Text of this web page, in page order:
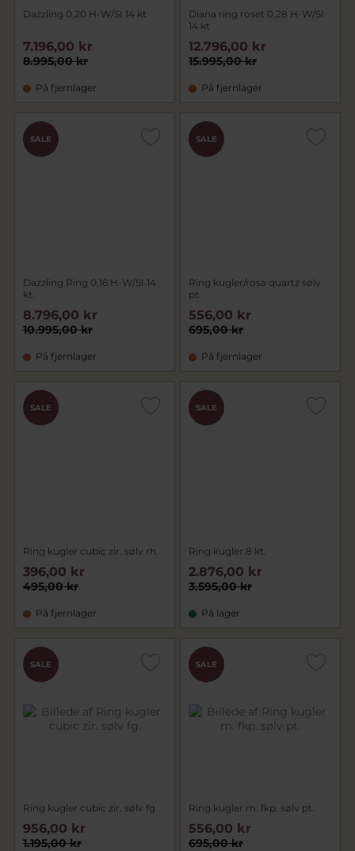
Dazzling 0,20 H-W/SI 14 kt
8.995,00 kr
7.196,00 kr
På fjernlager
Diana ring roset 0,28 H-W/SI
14 kt
15.995,00 kr
12.796,00 kr
På fjernlager
SALE
Dazzling Ring 0,16 H-W/SI 14
kt.
10.995,00 kr
8.796,00 kr
På fjernlager
SALE
Ring kugler/rosa quartz sølv
pt.
695,00 kr
556,00 kr
På fjernlager
SALE
Ring kugler cubic zir. sølv rh.
495,00 kr
396,00 kr
På fjernlager
SALE
Ring kugler 8 kt.
3.595,00 kr
2.876,00 kr
På lager
SALE
Ring kugler cubic zir. sølv fg.
1.195,00 kr
956,00 kr
SALE
Ring kugler m. fkp. sølv pt.
695,00 kr
556,00 kr